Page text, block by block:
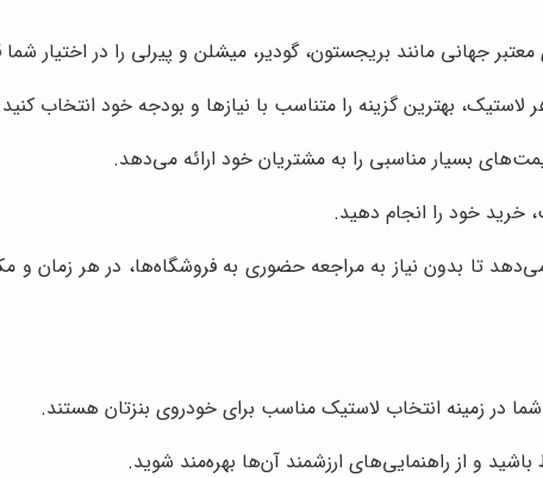
جهانی مانند بریجستون، گودیر، میشلن و پیرلی را در اختیار
بهترین گزینه را متناسب با نیازها و بودجه خود انتخاب
بسیار مناسبی را به مشتریان خود ارائه می‌دهد.
خرید خود را انجام دهید.
تا بدون نیاز به مراجعه حضوری به فروشگاه‌ها، در هر زمان و
در زمینه انتخاب لاستیک مناسب برای خودروی بنزتان هستند.
و از راهنمایی‌های ارزشمند آن‌ها بهره‌مند شوید.